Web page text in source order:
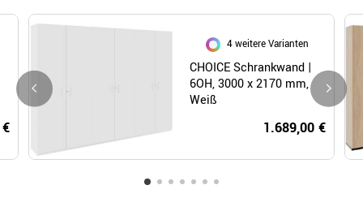
4 weitere Varianten
CHOICE Schrankwand |
6OH, 3000 x 2170 mm,
Weiß
1.689,00 €